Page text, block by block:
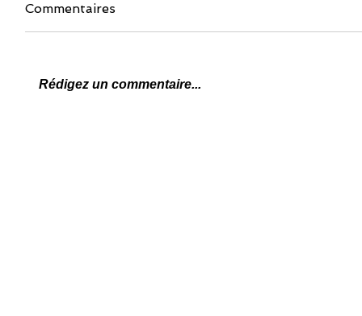
Commentaires
Rédigez un commentaire...